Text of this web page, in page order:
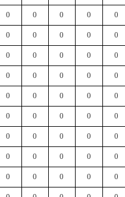
0 0 0 0 0
0 0 0 0 0
0 0 0 0 0
0 0 0 0 0
0 0 0 0 0
0 0 0 0 0
0 0 0 0 0
0 0 0 0 0
0 0 0 0 0